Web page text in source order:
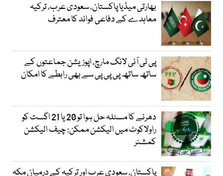
بھارتی میڈیا پاکستان، سعودی عرب، ترکیہ
معاہدے کے دفاعی فوائد کا معترف
پی ٹی آئی لانگ مارچ، اپوزیشن جماعتوں کے
ساتھ ساتھ پی پی پی سے بھی رابطے کا امکان
دھرنے کا مسئلہ حل ہوا تو 20 یا 21 اگست کو
راولاکوٹ میں الیکشن ممکن: چیف الیکشن
کمشنر
پاکستان، سعودی عرب اور ترکیہ کے درمیان مکہ